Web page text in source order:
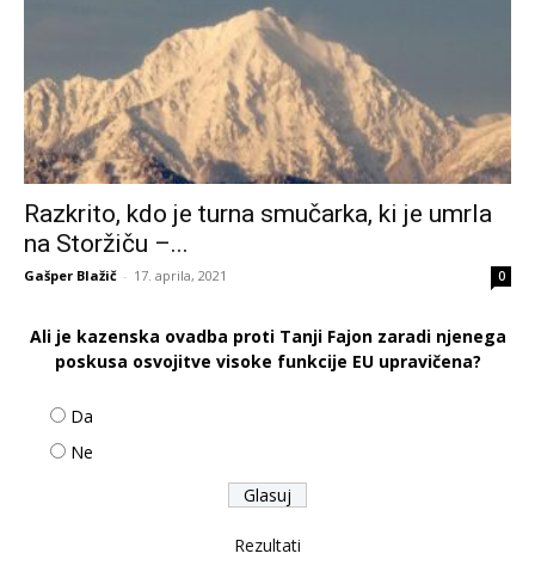
Razkrito, kdo je turna smučarka, ki je umrla
na Storžiču –...
Gašper Blažič - 17. aprila, 2021 0
Ali je kazenska ovadba proti Tanji Fajon zaradi njenega
poskusa osvojitve visoke funkcije EU upravičena?
Da
Ne
Rezultati